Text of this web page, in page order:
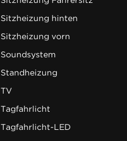
Sitzheizung hinten
Sitzheizung vorn
Soundsystem
Standheizung
TV
Tagfahrlicht
Tagfahrlicht-LED